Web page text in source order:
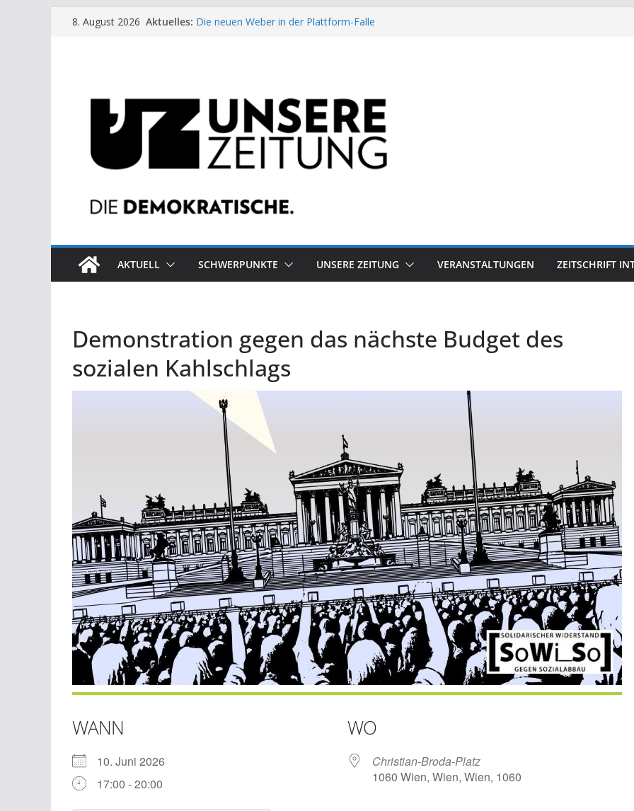
Zum8. August 2026 Aktuelles: Die neuen Weber in der Plattform-Falle
AKTUELL SCHWERPUNKTE UNSERE ZEITUNG VERANSTALTUNGEN ZEITSCHRIFT
Demonstration gegen das nächste Budget des
sozialen Kahlschlags
WANN
10. Juni 2026
17:00 - 20:00
WO
Christian-Broda-Platz
1060 Wien, Wien, Wien, 1060